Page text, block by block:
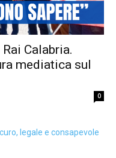
Calabria.
mediatica sul
0